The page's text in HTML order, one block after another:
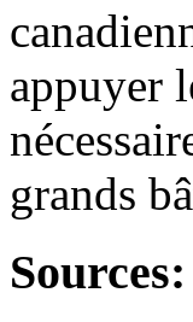
appuyer
grands
Sources: